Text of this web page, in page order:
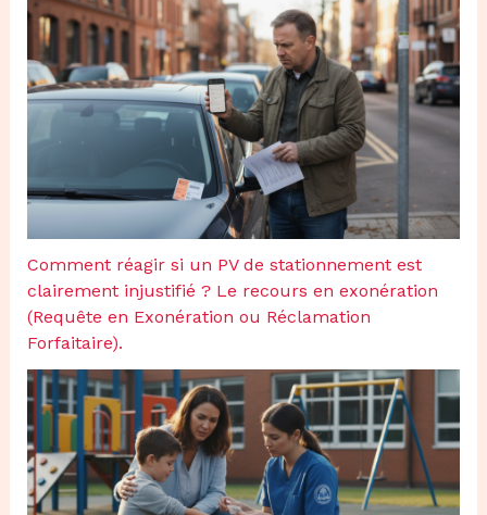
Comment réagir si un PV de stationnement est
clairement injustifié ? Le recours en exonération
(Requête en Exonération ou Réclamation
Forfaitaire).